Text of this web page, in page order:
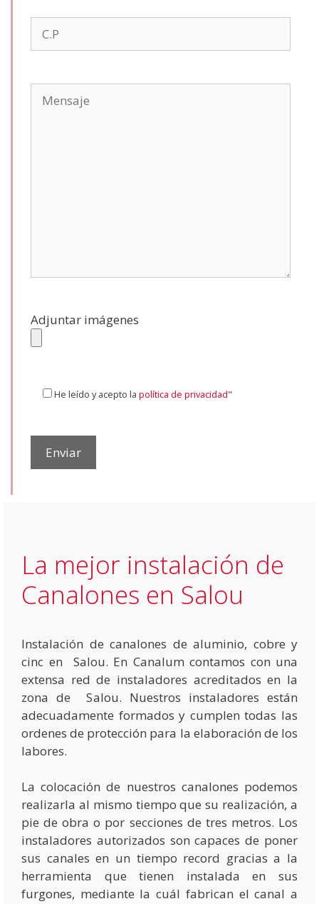
Adjuntar imágenes
He leído y acepto lapolítica de privacidad"
La mejor instalación de
Canalones en Salou
Instalación de canalones de aluminio, cobre y
cinc en Salou. En Canalum contamos con una
extensa red de instaladores acreditados en la
zona de Salou. Nuestros instaladores están
adecuadamente formados y cumplen todas las
ordenes de protección para la elaboración de los
labores.
La colocación de nuestros canalones podemos
realizarla al mismo tiempo que su realización, a
pie de obra o por secciones de tres metros. Los
instaladores autorizados son capaces de poner
sus canales en un tiempo record gracias a la
herramienta que tienen instalada en sus
furgones, mediante la cuál fabrican el canal a